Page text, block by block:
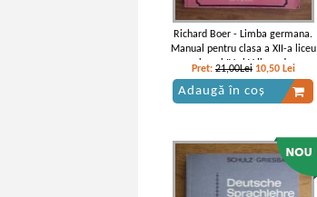
Richard Boer - Limba germana.
Manual pentru clasa a XII-a liceu
si anul IV si V licee de
specialitate (anul IV de studiu)
Pret: 21,00Lei 10,50 Lei
Adaugă în coș